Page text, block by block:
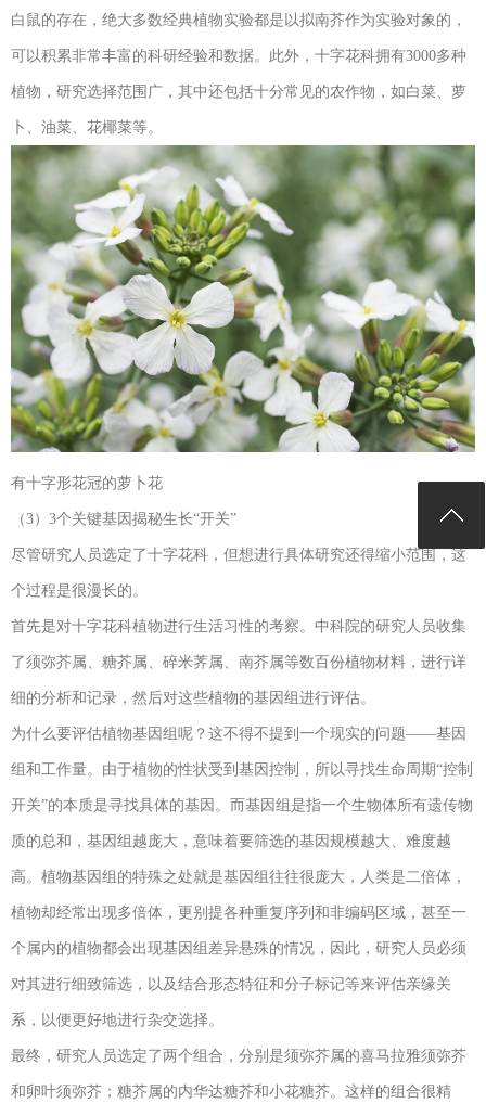
白鼠的存在，绝大多数经典植物实验都是以拟南芥作为实验对象的，
可以积累非常丰富的科研经验和数据。此外，十字花科拥有3000多种
植物，研究选择范围广，其中还包括十分常见的农作物，如白菜、萝
卜、油菜、花椰菜等。
有十字形花冠的萝卜花
（3）3个关键基因揭秘生长“开关”
尽管研究人员选定了十字花科，但想进行具体研究还得缩小范围，这
个过程是很漫长的。
首先是对十字花科植物进行生活习性的考察。中科院的研究人员收集
了须弥芥属、糖芥属、碎米荠属、南芥属等数百份植物材料，进行详
细的分析和记录，然后对这些植物的基因组进行评估。
为什么要评估植物基因组呢？这不得不提到一个现实的问题——基因
组和工作量。由于植物的性状受到基因控制，所以寻找生命周期“控制
开关”的本质是寻找具体的基因。而基因组是指一个生物体所有遗传物
质的总和，基因组越庞大，意味着要筛选的基因规模越大、难度越
高。植物基因组的特殊之处就是基因组往往很庞大，人类是二倍体，
植物却经常出现多倍体，更别提各种重复序列和非编码区域，甚至一
个属内的植物都会出现基因组差异悬殊的情况，因此，研究人员必须
对其进行细致筛选，以及结合形态特征和分子标记等来评估亲缘关
系，以便更好地进行杂交选择。
最终，研究人员选定了两个组合，分别是须弥芥属的喜马拉雅须弥芥
和卵叶须弥芥；糖芥属的内华达糖芥和小花糖芥。这样的组合很精